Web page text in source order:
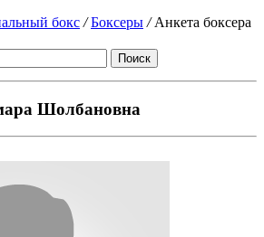
бокс / Боксеры /Анкета боксера
Шолбановна